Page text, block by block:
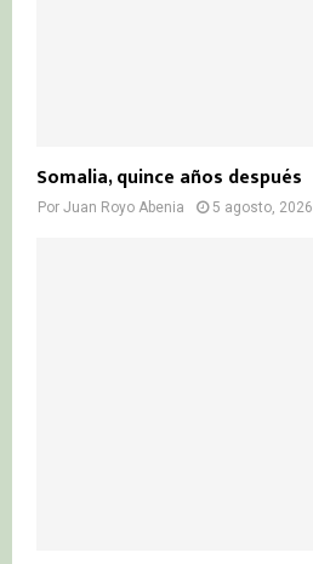
Somalia, quince años después
Por Juan Royo Abenia 5 agosto, 2026